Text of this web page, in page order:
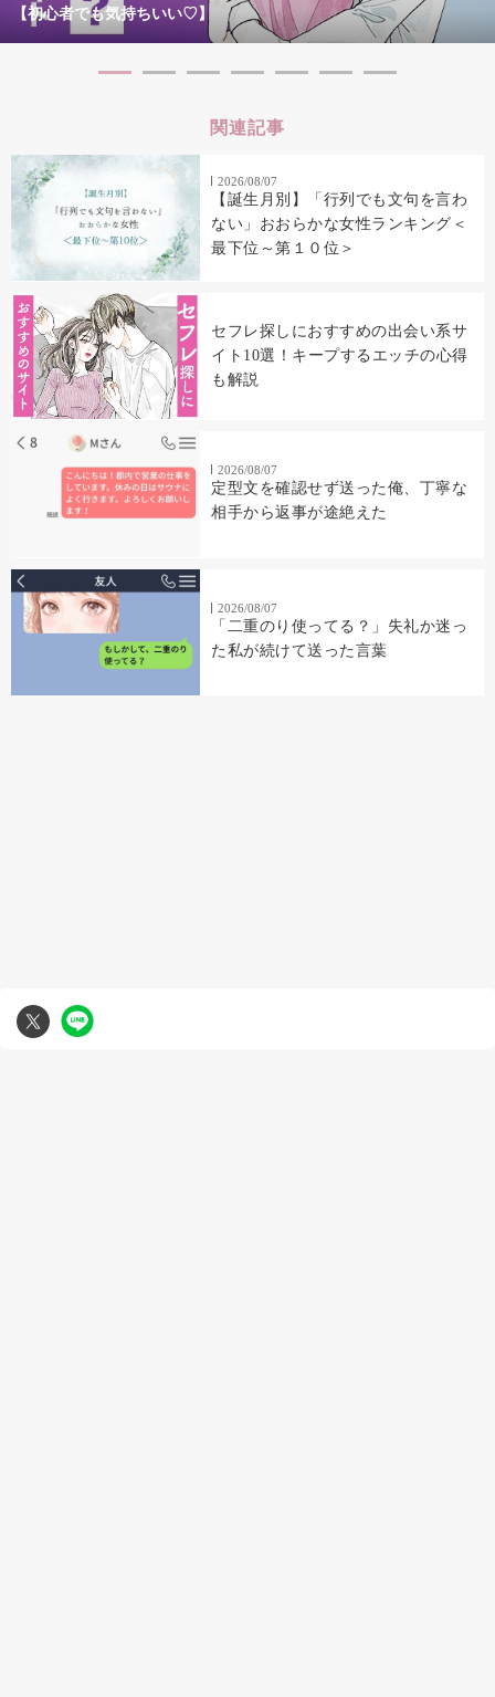
【初心者でも気持ちいい♡】
関連記事
2026/08/07
【誕生月別】「行列でも文句を言わ
ない」おおらかな女性ランキング＜
最下位～第１０位＞
セフレ探しにおすすめの出会い系サ
イト10選！キープするエッチの心得
も解説
2026/08/07
定型文を確認せず送った俺、丁寧な
相手から返事が途絶えた
2026/08/07
「二重のり使ってる？」失礼か迷っ
た私が続けて送った言葉